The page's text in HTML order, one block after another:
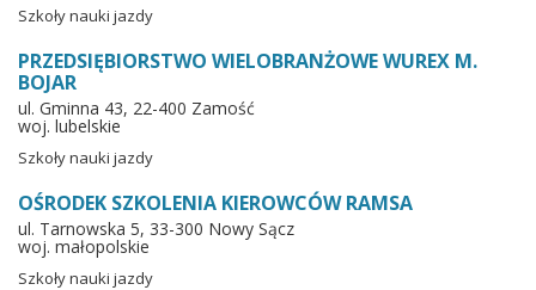
Szkoły nauki jazdy
PRZEDSIĘBIORSTWO WIELOBRANŻOWE WUREX M.
BOJAR
ul. Gminna 43, 22-400 Zamość
woj. lubelskie
Szkoły nauki jazdy
OŚRODEK SZKOLENIA KIEROWCÓW RAMSA
ul. Tarnowska 5, 33-300 Nowy Sącz
woj. małopolskie
Szkoły nauki jazdy